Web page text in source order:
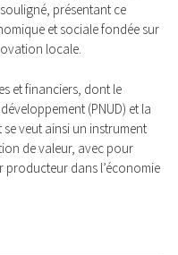
présentant ce
et sociale fondée sur
locale.
et financiers, dont le
(PNUD) et la
veut ainsi un instrument
de valeur, avec pour
producteur dans l’économie